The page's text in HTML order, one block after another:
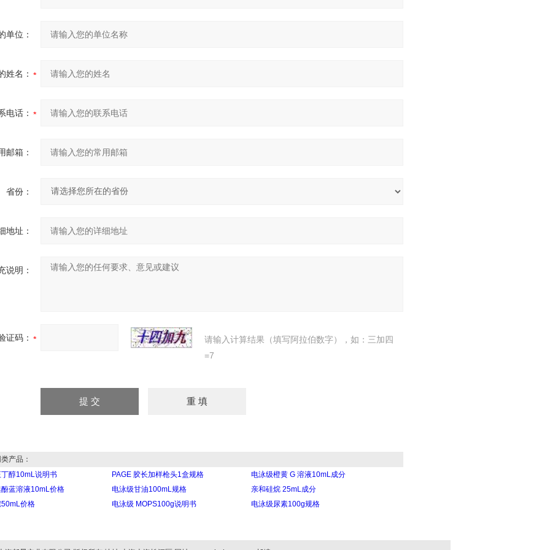
单位：
姓名：
电话：
邮箱：
省份：
地址：
说明：
证码：
请输入计算结果（填写阿拉伯数字），如：三加四
=7
产品：
醇10mL说明书
PAGE 胶长加样枪头1盒规格
电泳级橙黄 G 溶液10mL成分
蓝溶液10mL价格
电泳级甘油100mL规格
亲和硅烷 25mL成分
价格
电泳级 MOPS100g说明书 电泳级尿素100g规格